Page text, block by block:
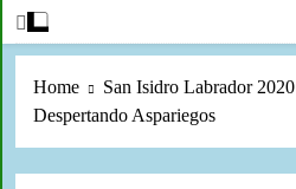
Home
San Isidro Labrador 2020
Despertando Aspariegos